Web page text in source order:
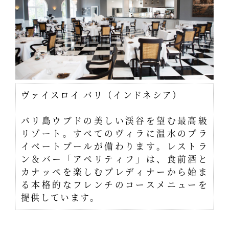
ヴァイスロイ バリ（インドネシア）
バリ島ウブドの美しい渓谷を望む最高級
リゾート。すべてのヴィラに温水のプラ
イベートプールが備わります。レストラ
ン＆バー「アペリティフ」は、食前酒と
カナッペを楽しむプレディナーから始ま
る本格的なフレンチのコースメニューを
提供しています。